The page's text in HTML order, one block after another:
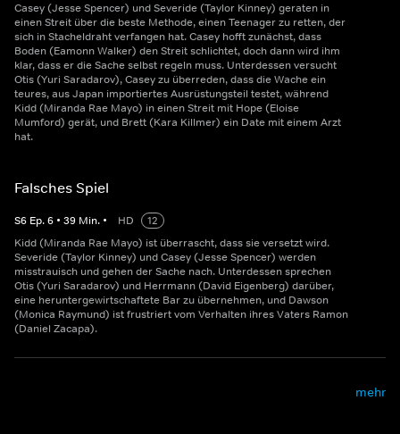
Casey (Jesse Spencer) und Severide (Taylor Kinney) geraten in
einen Streit über die beste Methode, einen Teenager zu retten, der
sich in Stacheldraht verfangen hat. Casey hofft zunächst, dass
Boden (Eamonn Walker) den Streit schlichtet, doch dann wird ihm
klar, dass er die Sache selbst regeln muss. Unterdessen versucht
Otis (Yuri Saradarov), Casey zu überreden, dass die Wache ein
teures, aus Japan importiertes Ausrüstungsteil testet, während
Kidd (Miranda Rae Mayo) in einen Streit mit Hope (Eloise
Mumford) gerät, und Brett (Kara Killmer) ein Date mit einem Arzt
hat.
Falsches Spiel
S6 Ep.6 • 39 Min. • HD
12
Kidd (Miranda Rae Mayo) ist überrascht, dass sie versetzt wird.
Severide (Taylor Kinney) und Casey (Jesse Spencer) werden
misstrauisch und gehen der Sache nach. Unterdessen sprechen
Otis (Yuri Saradarov) und Herrmann (David Eigenberg) darüber,
eine heruntergewirtschaftete Bar zu übernehmen, und Dawson
(Monica Raymund) ist frustriert vom Verhalten ihres Vaters Ramon
(Daniel Zacapa).
mehr